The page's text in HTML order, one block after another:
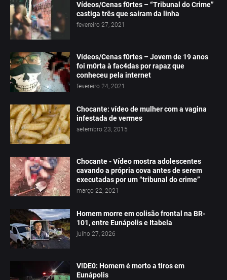
Vídeos/Cenas f0rtes – “Tribunal do Crime”
castiga três que saíram da linha
fevereiro 27, 2021
Vídeos/Cenas f0rtes – Jovem de 19 anos
foi m0rta à fac4das por rapaz que
conheceu pela internet
fevereiro 24, 2021
Chocante: vídeo de mulher com a vagina
infestada de vermes
setembro 23, 2015
Chocante - Vídeo mostra adolescentes
cavando a própria cova antes de serem
executadas por um “tribunal do crime”
março 22, 2021
Homem morre em colisão frontal na BR-
101, entre Eunápolis e Itabela
julho 27, 2026
V!DE0: Homem é morto a tiros em
Eunápolis